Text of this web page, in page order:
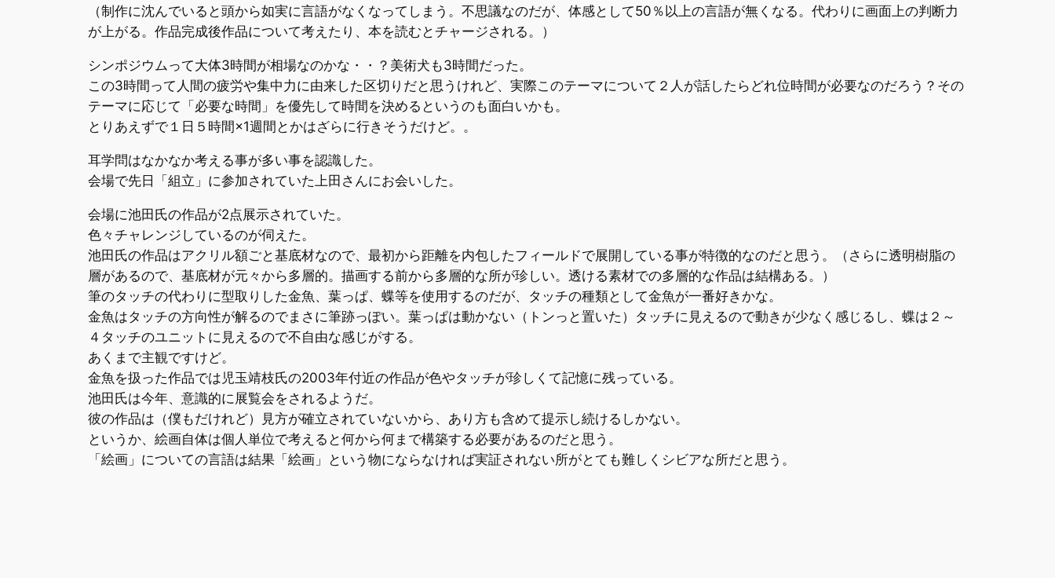
（制作に沈んでいると頭から如実に言語がなくなってしまう。不思議なのだが、体感として50％以上の言語が無くなる。代わりに画面上の判断力
が上がる。作品完成後作品について考えたり、本を読むとチャージされる。）
シンポジウムって大体3時間が相場なのかな・・？美術犬も3時間だった。
この3時間って人間の疲労や集中力に由来した区切りだと思うけれど、実際このテーマについて２人が話したらどれ位時間が必要なのだろう？その
テーマに応じて「必要な時間」を優先して時間を決めるというのも面白いかも。
とりあえずで１日５時間×1週間とかはざらに行きそうだけど。。
耳学問はなかなか考える事が多い事を認識した。
会場で先日「組立」に参加されていた上田さんにお会いした。
会場に池田氏の作品が2点展示されていた。
色々チャレンジしているのが伺えた。
池田氏の作品はアクリル額ごと基底材なので、最初から距離を内包したフィールドで展開している事が特徴的なのだと思う。（さらに透明樹脂の
層があるので、基底材が元々から多層的。描画する前から多層的な所が珍しい。透ける素材での多層的な作品は結構ある。）
筆のタッチの代わりに型取りした金魚、葉っぱ、蝶等を使用するのだが、タッチの種類として金魚が一番好きかな。
金魚はタッチの方向性が解るのでまさに筆跡っぽい。葉っぱは動かない（トンっと置いた）タッチに見えるので動きが少なく感じるし、蝶は２～
４タッチのユニットに見えるので不自由な感じがする。
あくまで主観ですけど。
金魚を扱った作品では児玉靖枝氏の2003年付近の作品が色やタッチが珍しくて記憶に残っている。
池田氏は今年、意識的に展覧会をされるようだ。
彼の作品は（僕もだけれど）見方が確立されていないから、あり方も含めて提示し続けるしかない。
というか、絵画自体は個人単位で考えると何から何まで構築する必要があるのだと思う。
「絵画」についての言語は結果「絵画」という物にならなければ実証されない所がとても難しくシビアな所だと思う。